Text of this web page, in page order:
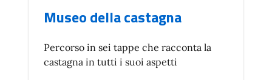
Museo della castagna
Percorso in sei tappe che racconta la
castagna in tutti i suoi aspetti